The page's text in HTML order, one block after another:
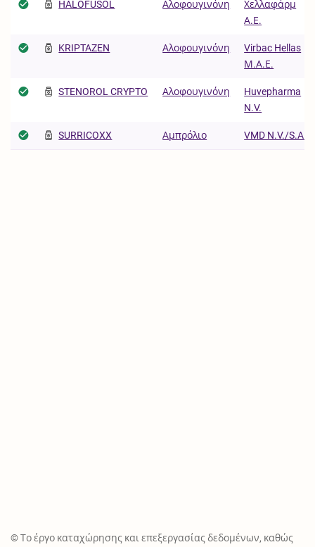
HALOFUSOL Αλοφουγινόνη
Χελλαφάρμ
Α.Ε.
KRIPTAZEN Αλοφουγινόνη
Virbac Hellas
Μ.Α.Ε.
STENOROL CRYPTO Αλοφουγινόνη
Huvepharma
N.V.
SURRICOXX Αμπρόλιο VMD N.V./S.A.
© Το έργο καταχώρησης και επεξεργασίας δεδομένων, καθώς